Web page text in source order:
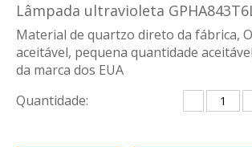
Lâmpada ultravioleta
Material de quartzo direto da fábrica,
aceitável, pequena quantidade
da marca dos EUA
Quantidade: